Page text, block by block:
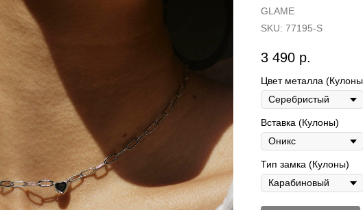
GLAME
SKU: 77195-S
3 490 р.
Цвет металла
Вставка (Кулоны)
Тип замка (Кулоны)